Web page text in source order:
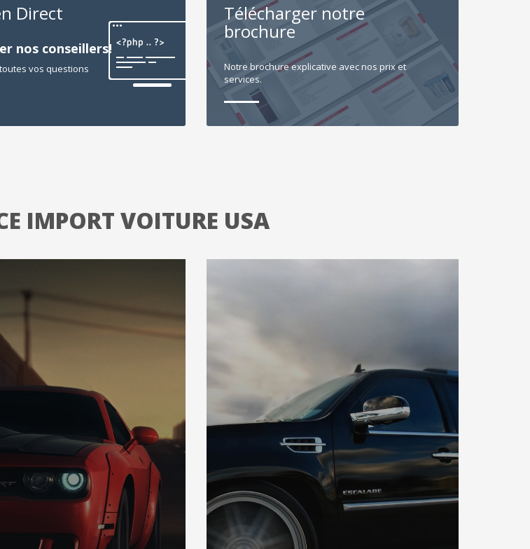
Direct
nos conseillers!
vos questions
Télécharger notre
brochure
Notre brochure explicative avec nos prix et
services.
IMPORT VOITURE USA